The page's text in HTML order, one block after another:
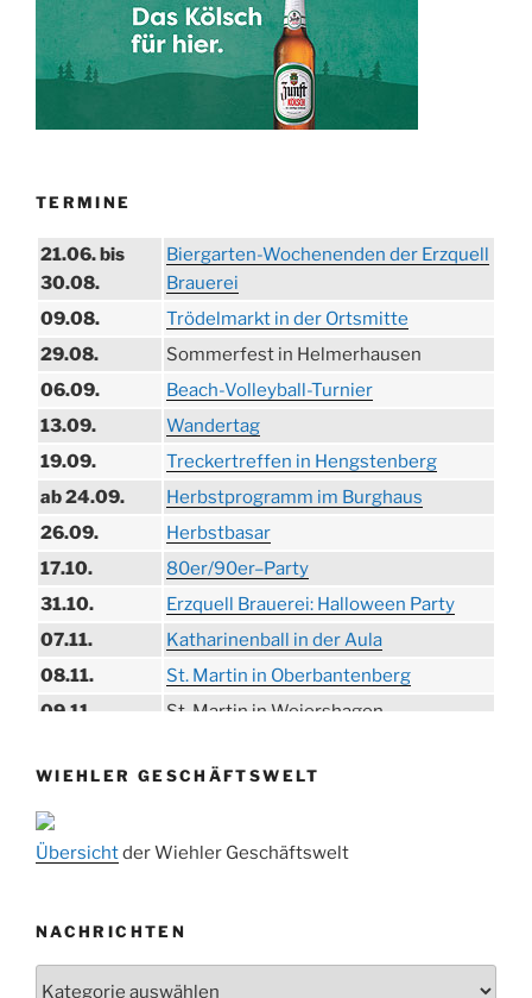
TERMINE
21.06. bis
30.08.
Biergarten-Wochenenden der Erzquell
Brauerei
09.08.
Trödelmarkt in der Ortsmitte
29.08.
Sommerfest in Helmerhausen
06.09.
Beach-Volleyball-Turnier
13.09.
Wandertag
19.09.
Treckertreffen in Hengstenberg
ab 24.09.
Herbstprogramm im Burghaus
26.09.
Herbstbasar
17.10.
80er/90er–Party
31.10.
Erzquell Brauerei: Halloween Party
07.11.
Katharinenball in der Aula
08.11.
St. Martin in Oberbantenberg
09.11.
St. Martin in Weiershagen
11.11.
„DÜX“ im Burghaus
14.11.
15.11.
Konzert Bielsteiner Männerchor
27.11.
Anknipsfest an der Oberbantenberger
Adventskonzert Frauenchor
WIEHLER GESCHÄFTSWELT
Übersichtder Wiehler Geschäftswelt
NACHRICHTEN